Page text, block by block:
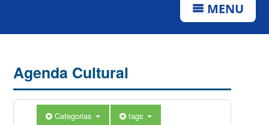
MENU
Agenda Cultural
Categorias tags
5:00